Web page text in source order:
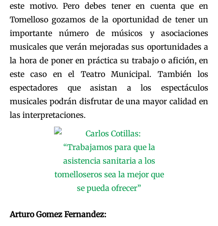
este motivo. Pero debes tener en cuenta que en
Tomelloso gozamos de la oportunidad de tener un
importante número de músicos y asociaciones
musicales que verán mejoradas sus oportunidades a
la hora de poner en práctica su trabajo o afición, en
este caso en el Teatro Municipal. También los
espectadores que asistan a los espectáculos
musicales podrán disfrutar de una mayor calidad en
las interpretaciones.
Arturo Gomez Fernandez: